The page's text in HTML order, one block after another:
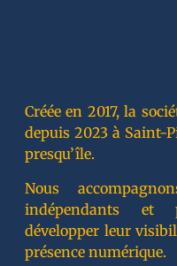
Créée en 2017, la
depuis 2023 à Saint-
presqu’île.
Nous
indépendants et
développer leur
présence numérique.